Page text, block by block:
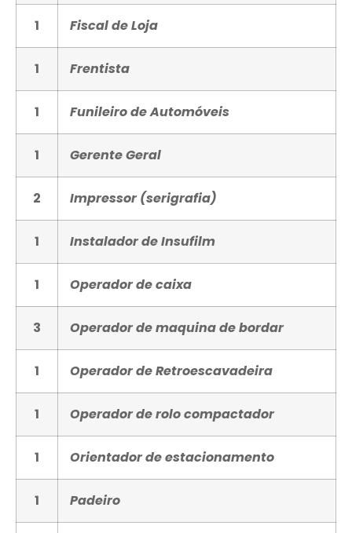
1 Fiscal de Loja
1 Frentista
1 Funileiro de Automóveis
1 Gerente Geral
2 Impressor (serigrafia)
1 Instalador de Insufilm
1 Operador de caixa
3 Operador de maquina de bordar
1 Operador de Retroescavadeira
1 Operador de rolo compactador
1 Orientador de estacionamento
1 Padeiro